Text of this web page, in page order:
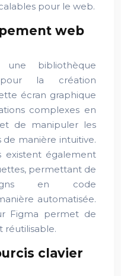
pour le web.
web
une bibliothèque
pour la création
écran graphique
complexes en
de manipuler les
de manière intuitive.
existent également
permettant de
en code
automatisée.
Figma permet de
réutilisable.
clavier